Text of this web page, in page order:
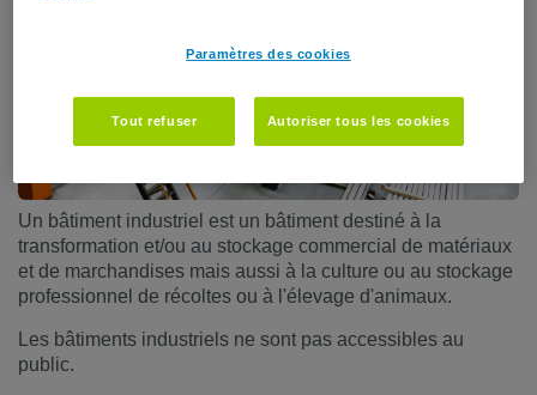
Un bâtiment industriel est un bâtiment destiné à la
transformation et/ou au stockage commercial de matériaux
et de marchandises mais aussi à la culture ou au stockage
professionnel de récoltes ou à l'élevage d'animaux.
Les bâtiments industriels ne sont pas accessibles au
public.
Paramètres des cookies
Tout refuser Autoriser tous les cookies